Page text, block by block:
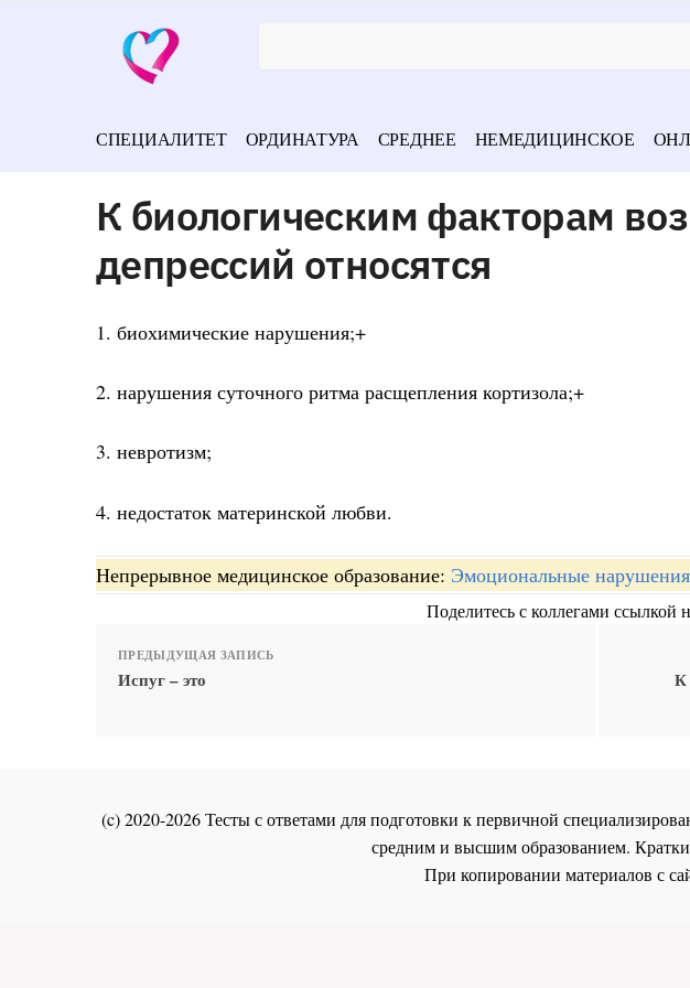
СПЕЦИАЛИТЕТ ОРДИНАТУРА СРЕДНЕЕ НЕМЕДИЦИНСКОЕ
К биологическим факторам
депрессий относятся
1. биохимические нарушения;+
2. нарушения суточного ритма расщепления кортизола;+
3. невротизм;
4. недостаток материнской любви.
Непрерывное медицинское образование: Эмоциональные
Поделитесь с коллегами ссылкой
ПРЕДЫДУЩАЯ ЗАПИСЬ
Испуг – это
К
(c) 2020-2026 Тесты с ответами для подготовки к первичной
средним и высшим образованием.
При копировании материалов с